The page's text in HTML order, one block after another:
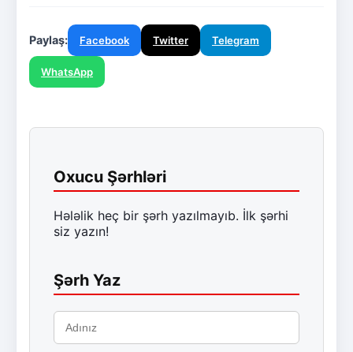
Paylaş: Facebook Twitter Telegram
WhatsApp
Oxucu Şərhləri
Hələlik heç bir şərh yazılmayıb. İlk şərhi
siz yazın!
Şərh Yaz